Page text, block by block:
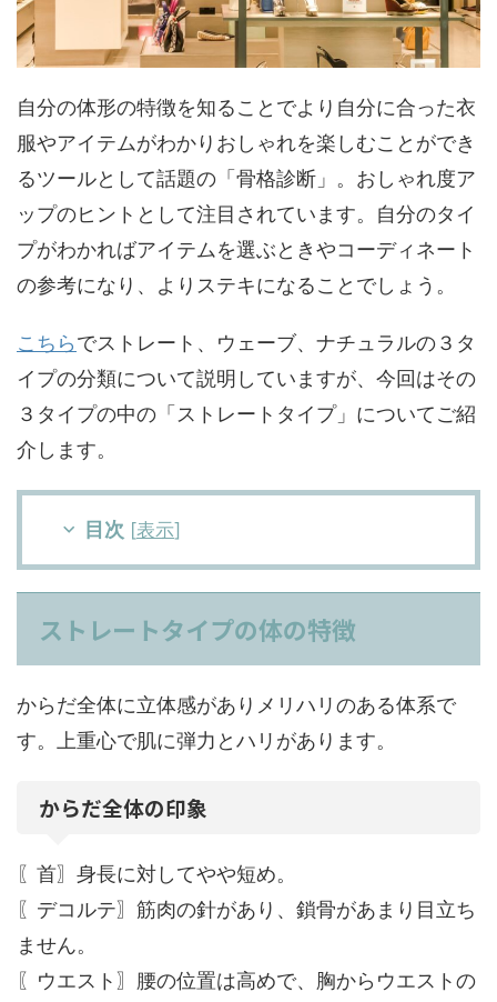
自分の体形の特徴を知ることでより自分に合った衣
服やアイテムがわかりおしゃれを楽しむことができ
るツールとして話題の「骨格診断」。おしゃれ度ア
ップのヒントとして注目されています。自分のタイ
プがわかればアイテムを選ぶときやコーディネート
の参考になり、よりステキになることでしょう。
こちらでストレート、ウェーブ、ナチュラルの３タ
イプの分類について説明していますが、今回はその
３タイプの中の「ストレートタイプ」についてご紹
介します。
目次 [表示]
ストレートタイプの体の特徴
からだ全体に立体感がありメリハリのある体系で
す。上重心で肌に弾力とハリがあります。
からだ全体の印象
〖首〗身長に対してやや短め。
〖デコルテ〗筋肉の針があり、鎖骨があまり目立ち
ません。
〖ウエスト〗腰の位置は高めで、胸からウエストの